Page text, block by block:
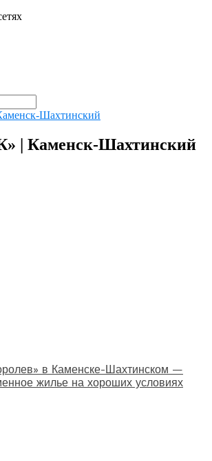
| Каменск-Шахтинский
в Каменске-Шахтинском —
жилье на хороших условиях